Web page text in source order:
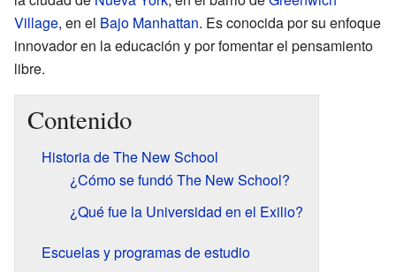
Village, en el Bajo Manhattan. Es conocida por su enfoque
innovador en la educación y por fomentar el pensamiento
libre.
Contenido
Historia de The New School
¿Cómo se fundó The New School?
¿Qué fue la Universidad en el Exilio?
Escuelas y programas de estudio